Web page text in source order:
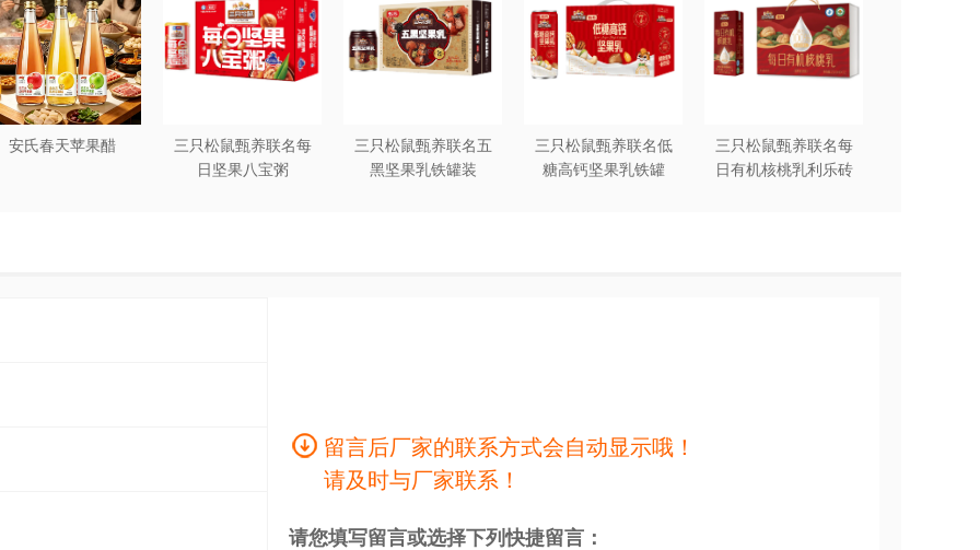
安氏春天苹果醋
三只松鼠甄养联名每
日坚果八宝粥
三只松鼠甄养联名五
黑坚果乳铁罐装
三只松鼠甄养联名低
糖高钙坚果乳铁罐
三只松鼠甄养联名每
日有机核桃乳利乐砖
留言后厂家的联系方式会自动显示哦！
请及时与厂家联系！
请您填写留言或选择下列快捷留言：